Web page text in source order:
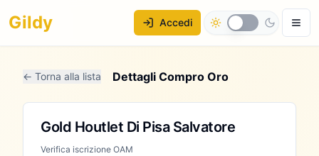
Gildy Accedi
← Torna alla lista Dettagli Compro Oro
Gold Houtlet Di Pisa Salvatore
Verifica iscrizione OAM